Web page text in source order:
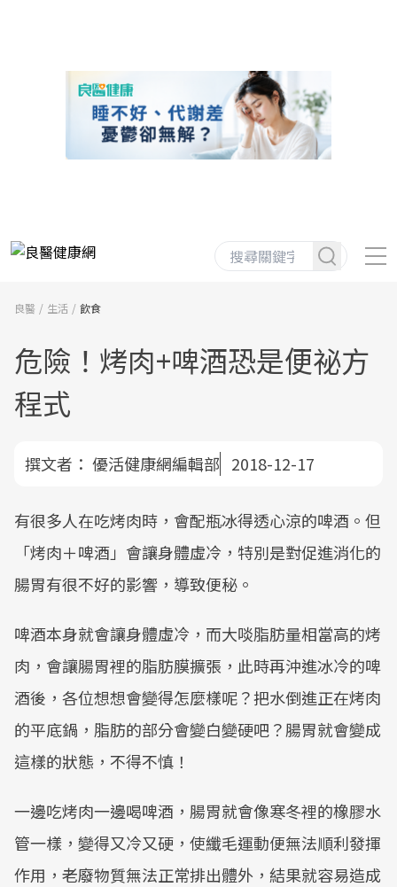
良醫 生活 飲食
危險！烤肉+啤酒恐是便祕方
程式
撰文者： 優活健康網編輯部 2018-12-17
有很多人在吃烤肉時，會配瓶冰得透心涼的啤酒。但
「烤肉＋啤酒」會讓身體虛冷，特別是對促進消化的
腸胃有很不好的影響，導致便秘。
啤酒本身就會讓身體虛冷，而大啖脂肪量相當高的烤
肉，會讓腸胃裡的脂肪膜擴張，此時再沖進冰冷的啤
酒後，各位想想會變得怎麼樣呢？把水倒進正在烤肉
的平底鍋，脂肪的部分會變白變硬吧？腸胃就會變成
這樣的狀態，不得不慎！
一邊吃烤肉一邊喝啤酒，腸胃就會像寒冬裡的橡膠水
管一樣，變得又冷又硬，使纖毛運動便無法順利發揮
作用，老廢物質無法正常排出體外，結果就容易造成